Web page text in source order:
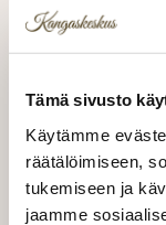
Tämä sivusto
Käytämme
räätälöimiseen,
tukemiseen ja
jaamme
Tarjous - osta
10,00
Norm.49,75 €